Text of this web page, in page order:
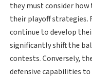
they must consider
their playoff strategies.
continue to develop
significantly shift the
contests. Conversely,
defensive capabilities